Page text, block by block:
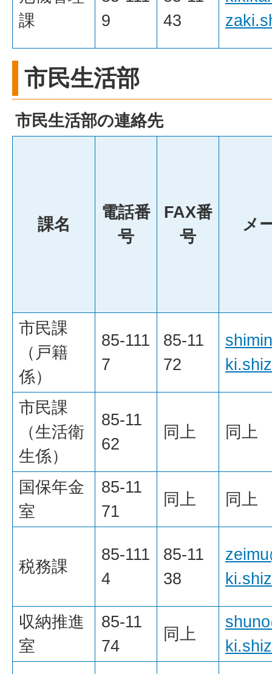
課
9
43
市民生活部
市民生活部の連絡先
課名
電話番
号
FAX番
号
メ
市民課
（戸籍
係）
85-111
7
85-11
72
市民課
（生活衛
生係）
85-11
62
同上 同上
国保年金
室
85-11
71
同上 同上
税務課
85-111
4
85-11
38
収納推進
室
85-11
74
同上